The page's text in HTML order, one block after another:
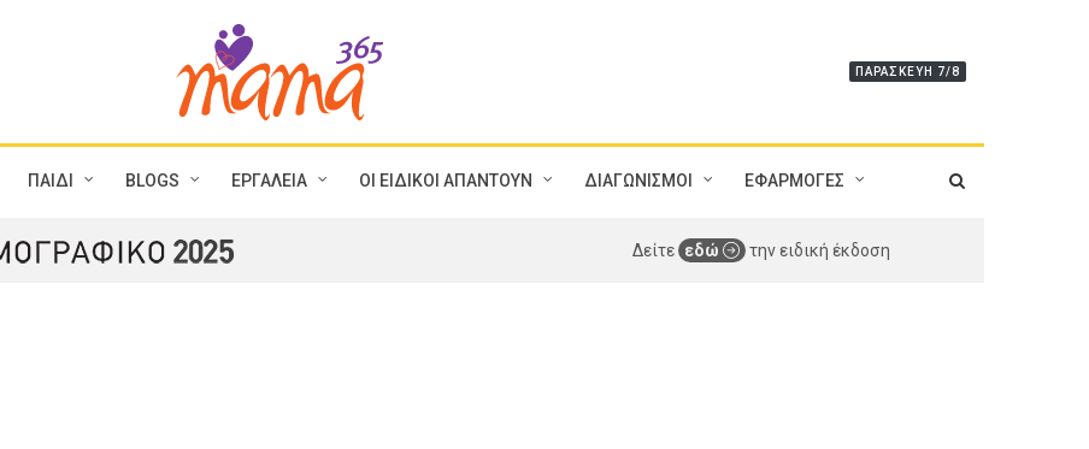
ΠΑΡΑΣΚΕΥΉ 7/8
ΠΑΙΔΙ BLOGS ΕΡΓΑΛΕΙΑ ΟΙ ΕΙΔΙΚΟΙ ΑΠΑΝΤΟΥΝ ΔΙΑΓΩΝΙΣΜΟΙ ΕΦΑΡΜΟΓΕΣ
Δείτε εδώ την ειδική έκδοση